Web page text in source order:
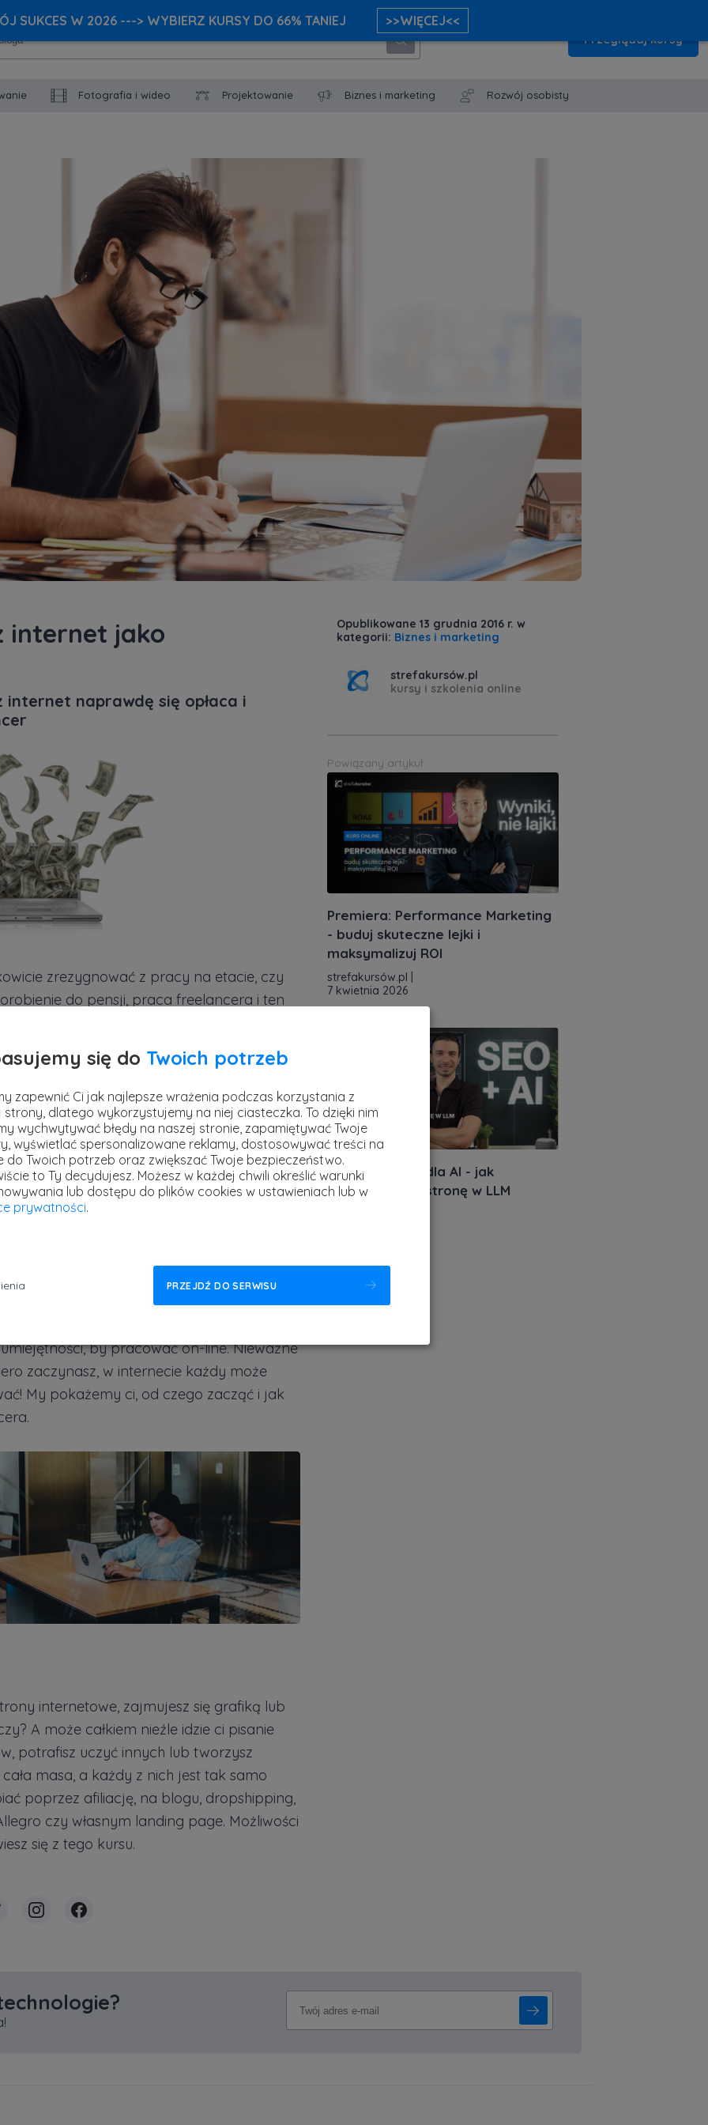
Przeglądaj kursy
Fotografia i wideo Projektowanie Biznes i marketing Rozwój osobisty
internet jako
naprawdę się opłaca i
zrezygnować z pracy na etacie, czy
do pensji, praca freelancera i ten
Jak zacząć pracować przez internet?
zarabiać? Na te i wiele innych pytań
– freelancerem z ponad 10-letnim
się opłaca i zacznij zarabiać jako freelancer...
mnie?
się komputerem, to z pewnością
by pracować on-line. Nieważne
zaczynasz, w internecie każdy może
My pokażemy ci, od czego zacząć i jak
internetowe, zajmujesz się grafiką lub
A może całkiem nieźle idzie ci pisanie
potrafisz uczyć innych lub tworzysz
masa, a każdy z nich jest tak samo
poprzez afiliację, na blogu, dropshipping,
czy własnym landing page. Możliwości
się z tego kursu.
Opublikowane 13 grudnia 2016 r. w
kategorii: Biznes i marketing
strefakursów.pl
kursy i szkolenia online
Powiązany artykuł
Premiera: Performance Marketing
- buduj skuteczne lejki i
maksymalizuj ROI
strefakursów.pl
7 kwietnia 2026
Premiera: SEO dla AI - jak
pozycjonować stronę w LLM
się do Twoich potrzeb
zapewnić Ci jak najlepsze wrażenia podczas korzystania z
strony, dlatego wykorzystujemy na niej ciasteczka. To dzięki nim
wychwytywać błędy na naszej stronie, zapamiętywać Twoje
wyświetlać spersonalizowane reklamy, dostosowywać treści na
do Twoich potrzeb oraz zwiększać Twoje bezpieczeństwo.
to Ty decydujesz. Możesz w każdej chwili określić warunki
lub dostępu do plików cookies w ustawieniach lub w
prywatności.
PRZEJDŹ DO SERWISU
SUKCES W 2026 ---> WYBIERZ KURSY DO 66% TANIEJ >>WIĘCEJ<<